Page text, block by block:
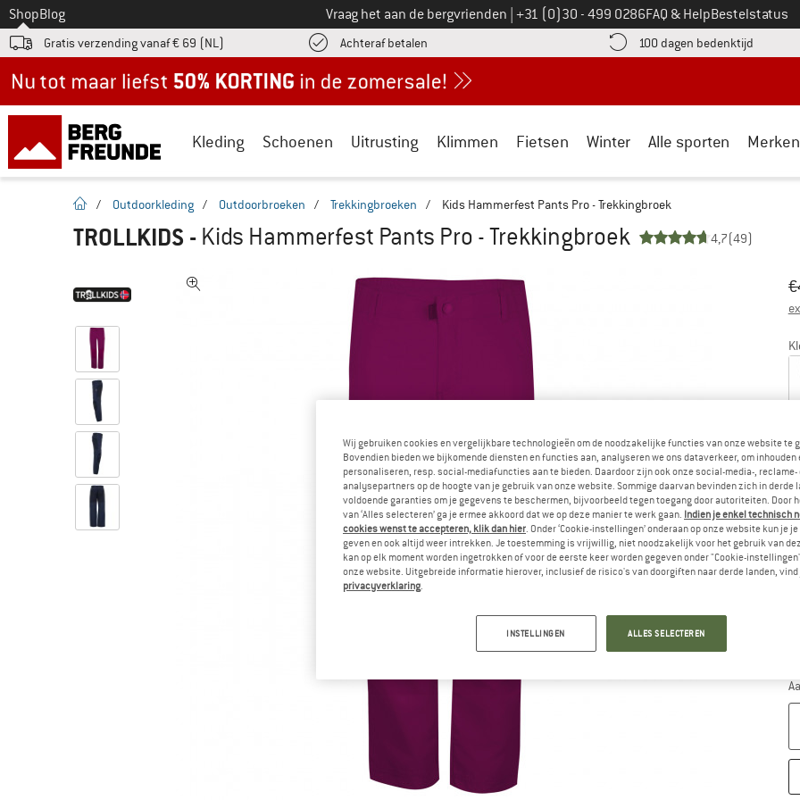
Naar
ShopBlog Vraag het aan de bergvrienden Bel ons op
+31 (0)30 - 499 0286FAQ & HelpBestelstatus
Gratis verzending vanaf € 69 (NL) Achteraf betalen vind de betalingsinformatie hier! Opent in een infovak
100 dagen bedenktijd Vind
Kleding Schoenen Uitrusting Klimmen Fietsen Winter Alle sporten Merken
Startpagina
/ Outdoorkleding / Outdoorbroeken / Trekkingbroeken / Kids Hammerfest Pants Pro - Trekkingbroek
TROLLKIDS - Kids Hammerfest Pants Pro - Trekkingbroek 4,7(49)
€
Wij gebruiken cookies en vergelijkbare technologieën om de noodzakelijke functies van onze website te
Bovendien bieden we bijkomende diensten en functies aan, analyseren we ons dataverkeer, om inhouden
personaliseren, resp. social-mediafuncties aan te bieden. Daardoor zijn ook onze social-media-, reclame-
analysepartners op de hoogte van je gebruik van onze website. Sommige daarvan bevinden zich in derde
voldoende garanties om je gegevens te beschermen, bijvoorbeeld tegen toegang door autoriteiten. Door
van ‘Alles selecteren’ ga je ermee akkoord dat we op deze manier te werk gaan. Indien je enkel technisch
cookies wenst te accepteren, klik dan hier. Onder ‘Cookie-instellingen’ onderaan op onze website kun je
geven en ook altijd weer intrekken. Je toestemming is vrijwillig, niet noodzakelijk voor het gebruik van
kan op elk moment worden ingetrokken of voor de eerste keer worden gegeven onder "Cookie-
onze website. Uitgebreide informatie hierover, inclusief de risico's van doorgiften naar derde landen, vind
privacyverklaring.
INSTELLINGEN ALLES SELECTEREN